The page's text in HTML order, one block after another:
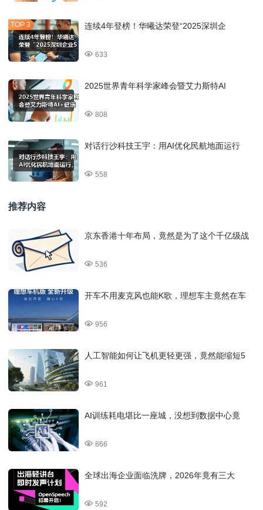
连续4年登榜！华曦达荣登“2025深圳企
633
2025世界青年科学家峰会暨艾力斯特AI
808
对话行沙科技王宇：用AI优化民航地面运行
558
推荐内容
京东香港十年布局，竟然是为了这个千亿级战
536
开车不用麦克风也能K歌，理想车主竟然在车
956
人工智能如何让飞机更轻更强，竟然能缩短5
961
AI训练耗电堪比一座城，没想到数据中心竟
866
全球出海企业面临洗牌，2026年竟有三大
592